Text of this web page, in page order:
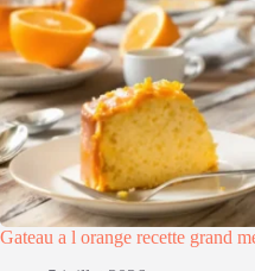
Gateau a l orange recette grand